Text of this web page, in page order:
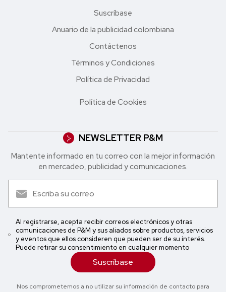
Suscríbase
Anuario de la publicidad colombiana
Contáctenos
Términos y Condiciones
Política de Privacidad
Política de Cookies
NEWSLETTER P&M
Mantente informado en tu correo con la mejor in formación
en mercadeo, publicidad y comunicaciones.
Al registrarse, acepta recibir correos electrónicos y otras
comunicaciones de P&M y sus aliados sobre productos, servicios
y eventos que ellos consideren que pueden ser de su interés.
Puede retirar su consentimiento en cualquier momento
Suscríbase
Nos comprometemos a no utilizar su información de contacto para